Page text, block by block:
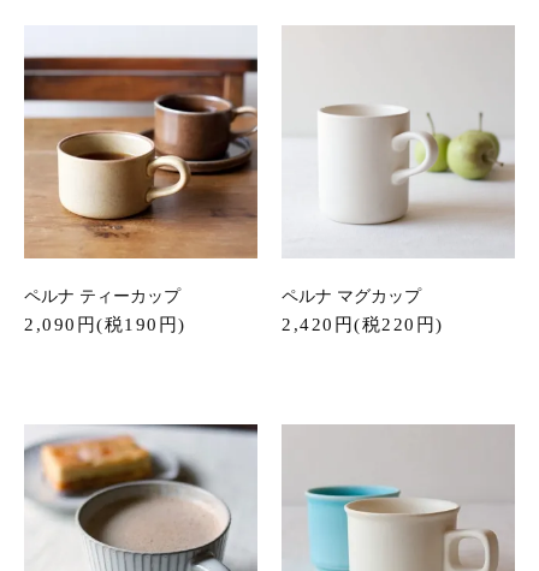
ペルナ ティーカップ
2,090円(税190円)
ペルナ マグカップ
2,420円(税220円)